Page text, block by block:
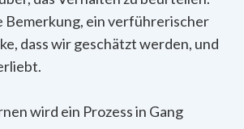
Bemerkung, ein verführerischer
dass wir geschätzt werden, und
wird ein Prozess in Gang